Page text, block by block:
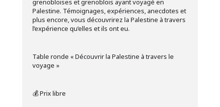
grenobloises et grenoblois ayant voyagé en
Palestine. Témoignages, expériences, anecdotes et
plus encore, vous découvrirez la Palestine à travers
l’expérience qu’elles et ils ont eu.
Table ronde « Découvrir la Palestine à travers le
voyage »
💰 Prix libre